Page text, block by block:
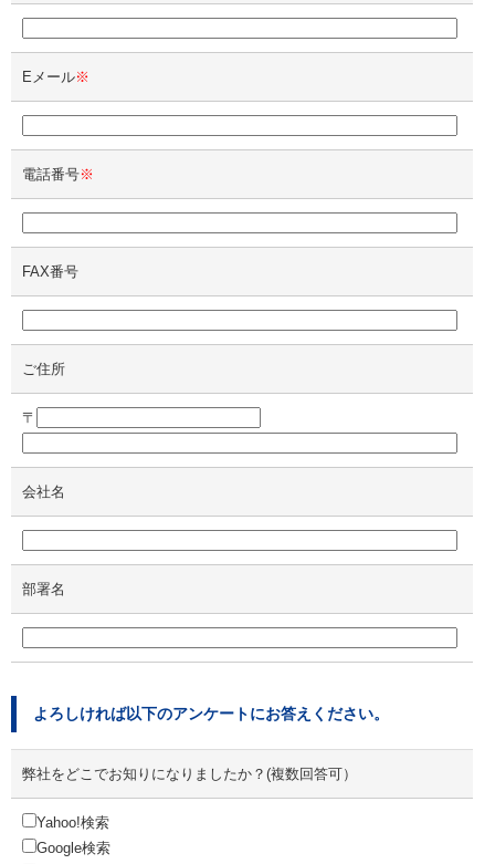
Eメール※
電話番号※
FAX番号
ご住所
〒
会社名
部署名
よろしければ以下のアンケートにお答えください。
弊社をどこでお知りになりましたか？(複数回答可）
Yahoo!検索
Google検索